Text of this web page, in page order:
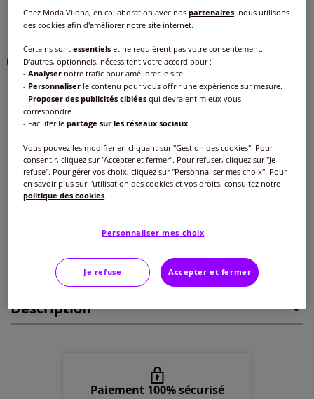
Taille :
Veuillez sélectionner une taille
40 -Disponible dans 4 semaines
42 -Disponible dans 4 semaines
Disponible dans 4 semaines
Disponible dans 4 semaines
48 -Disponible dans 4 semaines
Disponible dans 4 semaines
Guide des tailles
35€
Caractéristiques
Description
Paiement 100% sécurisé
Chez Moda Vilona, en collaboration avec nospartenaires, nous utilisons
des cookies afin d'améliorer notre site internet.
Certains sontessentiels et ne requièrent pas votre consentement.
D'autres, optionnels, nécessitent votre accord pour :
-Analyser notre trafic pour améliorer le site.
- Personnaliser le contenu pour vous offrir une expérience sur mesure.
- Proposer des publicités ciblées qui devraient mieux vous
correspondre.
- Faciliter lepartage sur les réseaux sociaux
Vous pouvez les modifier en cliquant sur "Gestion des cookies". Pour
consentir, cliquez sur "Accepter et fermer". Pour refuser, cliquez sur "Je
refuse". Pour gérer vos choix, cliquez sur "Personnaliser mes choix". Pour
en savoir plus sur l'utilisation des cookies et vos droits, consultez notre
politique des cookies
Personnaliser mes choix
Je refuse Accepter et fermer